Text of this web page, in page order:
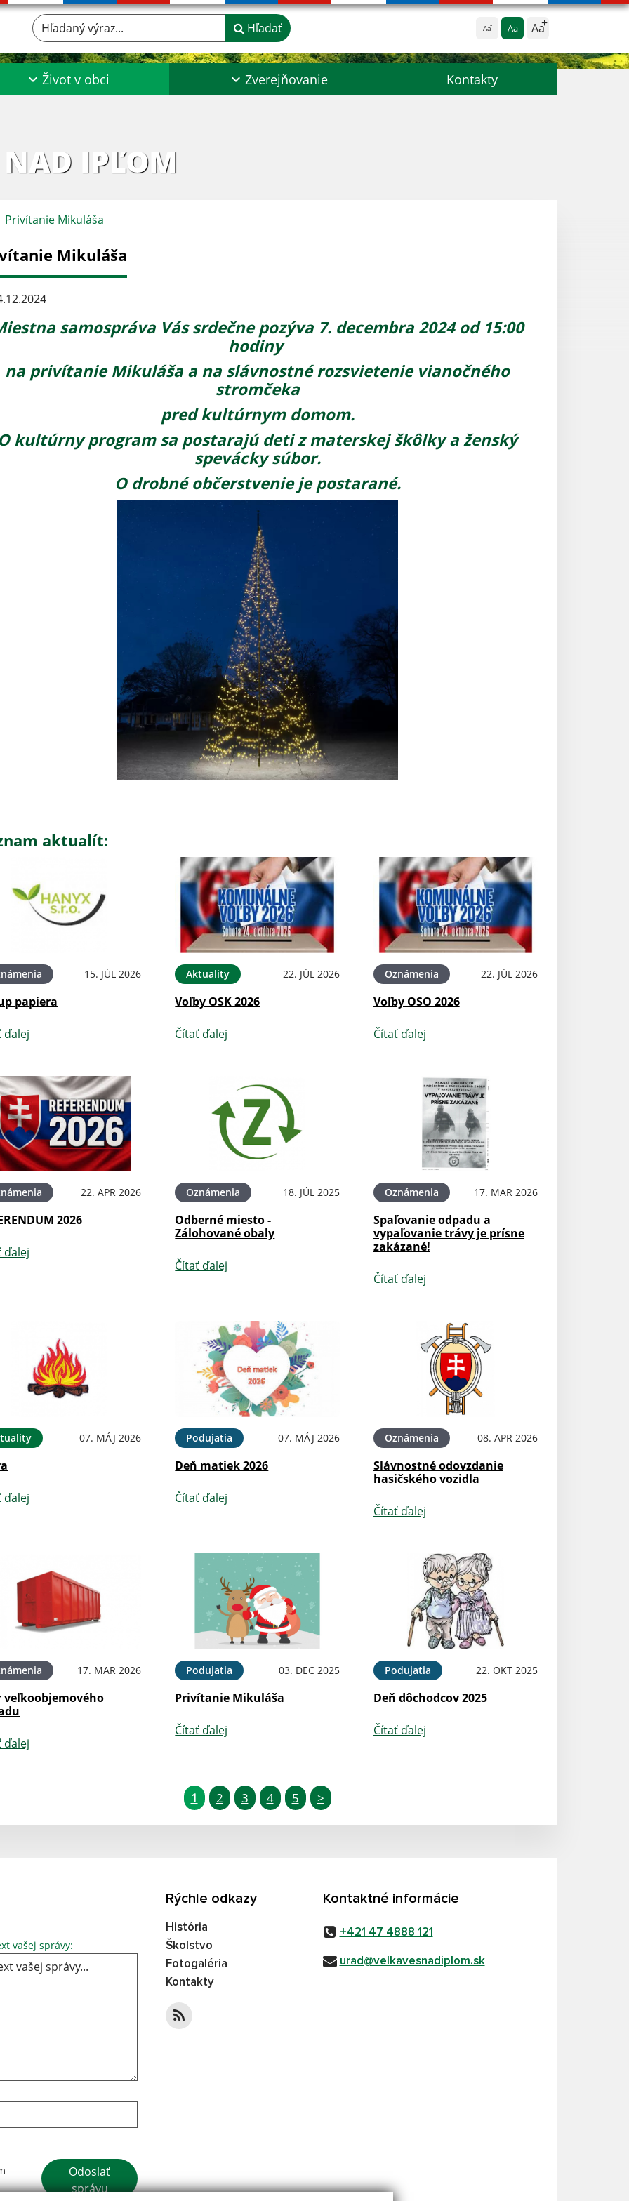
Aa Aa Aa
Hľadaný výraz... Hľadať
Život v obci Zverejňovanie Kontakty
NAD IPĽOM
Privítanie Mikuláša
Mikuláša
samospráva Vás srdečne pozýva 7. decembra 2024 od 15:00
hodiny
na privítanie Mikuláša a na slávnostné rozsvietenie vianočného
stromčeka
pred kultúrnym domom.
O kultúrny program sa postarajú deti z materskej škôlky a ženský
spevácky súbor.
O drobné občerstvenie je postarané.
aktualít:
15. JÚL 2026
papiera
ďalej
Aktuality 22. JÚL 2026
Voľby OSK 2026
Čítať ďalej
Oznámenia 22. JÚL 2026
Voľby OSO 2026
Čítať ďalej
22. APR 2026
2026
ďalej
Oznámenia 18. JÚL 2025
Odberné miesto -
Zálohované obaly
Čítať ďalej
Oznámenia 17. MAR 2026
Spaľovanie odpadu a
vypaľovanie trávy je prísne
zakázané!
Čítať ďalej
07. MÁJ 2026
ďalej
Podujatia 07. MÁJ 2026
Deň matiek 2026
Čítať ďalej
Oznámenia 08. APR 2026
Slávnostné odovzdanie
hasičského vozidla
Čítať ďalej
17. MAR 2026
veľkoobjemového
ďalej
Podujatia 03. DEC 2025
Privítanie Mikuláša
Čítať ďalej
Podujatia 22. OKT 2025
Deň dôchodcov 2025
Čítať ďalej
1 2 3 4 5 >
vašej správy: Text vašej správy...
Google reCaptcha Response
Odoslať
správu
Rýchle odkazy
História
Školstvo
Fotogaléria
Kontakty
Kontaktné informácie
+421 47 4888 121
urad@velkavesnadiplom.sk